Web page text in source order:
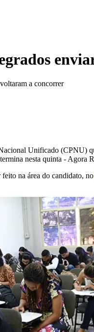
a concorrer
Unificado (CPNU)
na área do candidato, no